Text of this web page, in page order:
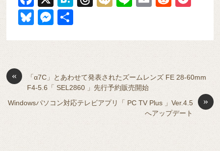
a
c
e
o
o
k
n
a
s
di et
Bl
sk
y
M
n
g
er
«
「α7C」とあわせて発表されたズームレンズ FE 28-60mm
F4-5.6「 SEL2860 」先行予約販売開始
»
Windowsパソコン対応テレビアプリ「 PC TV Plus 」Ver.4.5
へアップデート